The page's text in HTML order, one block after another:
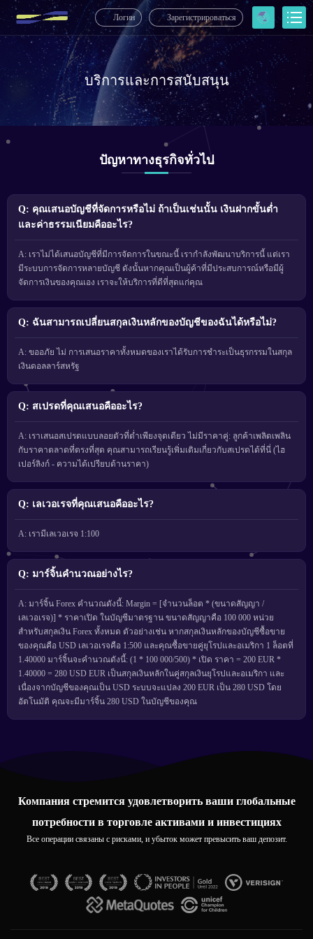
Логин Зарегистрироваться
บริการและการสนับสนุน
ปัญหาทางธุรกิจทั่วไป
Q: คุณเสนอบัญชีที่จัดการหรือไม่ ถ้าเป็นเช่นนั้น เงินฝากขั้นต่ำ
และค่าธรรมเนียมคืออะไร?
A: เราไม่ได้เสนอบัญชีที่มีการจัดการในขณะนี้ เรากำลังพัฒนาบริการนี้ แต่เรา
มีระบบการจัดการหลายบัญชี ดังนั้นหากคุณเป็นผู้ค้าที่มีประสบการณ์หรือมีผู้
จัดการเงินของคุณเอง เราจะให้บริการที่ดีที่สุดแก่คุณ
Q: ฉันสามารถเปลี่ยนสกุลเงินหลักของบัญชีของฉันได้หรือไม่?
A: ขออภัย ไม่ การเสนอราคาทั้งหมดของเราได้รับการชำระเป็นธุรกรรมในสกุล
เงินดอลลาร์สหรัฐ
Q: สเปรดที่คุณเสนอคืออะไร?
A: เราเสนอสเปรดแบบลอยตัวที่ต่ำเพียงจุดเดียว ไม่มีราคาคู่: ลูกค้าเพลิดเพลิน
กับราคาตลาดที่ตรงที่สุด คุณสามารถเรียนรู้เพิ่มเติมเกี่ยวกับสเปรดได้ที่นี่ (ไฮ
เปอร์ลิงก์ - ความได้เปรียบด้านราคา)
Q: เลเวอเรจที่คุณเสนอคืออะไร?
A: เรามีเลเวอเรจ 1:100
Q: มาร์จิ้นคำนวณอย่างไร?
A: มาร์จิ้น Forex คำนวณดังนี้: Margin = [จำนวนล็อต * (ขนาดสัญญา /
เลเวอเรจ)] * ราคาเปิด ในบัญชีมาตรฐาน ขนาดสัญญาคือ 100 000 หน่วย
สำหรับสกุลเงิน Forex ทั้งหมด ตัวอย่างเช่น หากสกุลเงินหลักของบัญชีซื้อขาย
ของคุณคือ USD เลเวอเรจคือ 1:500 และคุณซื้อขายคู่ยุโรปและอเมริกา 1 ล็อตที่
1.40000 มาร์จิ้นจะคำนวณดังนี้: (1 * 100 000/500) * เปิด ราคา = 200 EUR *
1.40000 = 280 USD EUR เป็นสกุลเงินหลักในคู่สกุลเงินยุโรปและอเมริกา และ
เนื่องจากบัญชีของคุณเป็น USD ระบบจะแปลง 200 EUR เป็น 280 USD โดย
อัตโนมัติ คุณจะมีมาร์จิ้น 280 USD ในบัญชีของคุณ
Компания стремится удовлетворить ваши глобальные
потребности в торговле активами и инвестициях
Все операции связаны с рисками, и убыток может превысить ваш депозит.